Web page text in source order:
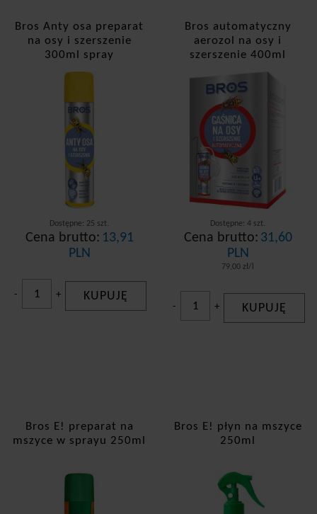
Bros Anty osa preparat
na osy i szerszenie
300ml spray
Dostępne: 25 szt.
Cena brutto: 13,91
PLN
- + KUPUJĘ
Bros automatyczny
aerozol na osy i
szerszenie 400ml
Dostępne: 4 szt.
Cena brutto: 31,60
PLN
79,00 zł/l
- + KUPUJĘ
Bros E! preparat na
mszyce w sprayu 250ml
Bros E! płyn na mszyce
250ml